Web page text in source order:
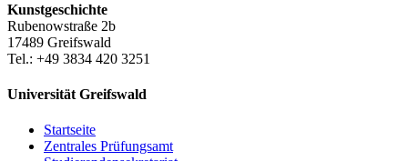
Kunstgeschichte
Rubenowstraße 2b
17489 Greifswald
Tel.: +49 3834 420 3251
Universität Greifswald
Startseite
Zentrales Prüfungsamt